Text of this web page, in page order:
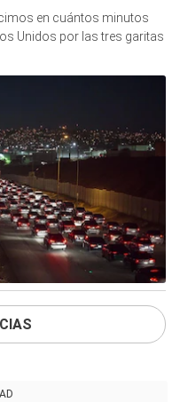
en cuántos minutos
Unidos por las tres garitas